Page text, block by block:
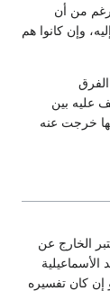
من أن
وإن كانوا هم
عليه بين
خرجت عنه
الخارج عن
الأسماعيلية
إن كان تفسيره